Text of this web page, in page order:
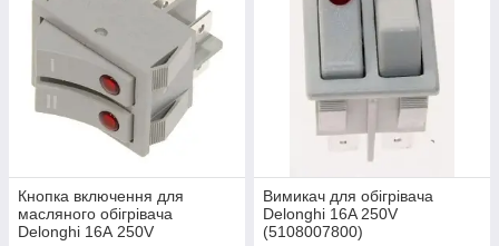
Кнопка включення для
масляного обігрівача
Delonghi 16А 250V
Вимикач для обігрівача
Delonghi 16A 250V
(5108007800)